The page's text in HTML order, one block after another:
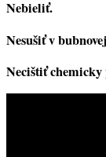
Nebieliť.
Nesušiť v
Necištiť